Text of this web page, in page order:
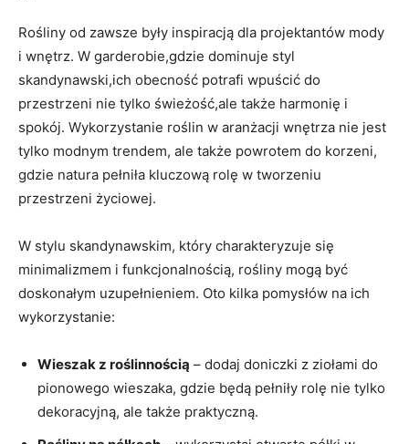
Rośliny od zawsze były inspiracją dla projektantów mody
i wnętrz. W garderobie,gdzie dominuje styl
skandynawski,ich obecność potrafi wpuścić do
przestrzeni nie tylko świeżość,ale także harmonię i
spokój. Wykorzystanie roślin w aranżacji wnętrza nie jest
tylko modnym trendem, ale także powrotem do korzeni,
gdzie natura pełniła kluczową rolę w tworzeniu
przestrzeni życiowej.
W stylu skandynawskim, który charakteryzuje się
minimalizmem i funkcjonalnością, rośliny mogą być
doskonałym uzupełnieniem. Oto kilka pomysłów na ich
wykorzystanie:
Wieszak z roślinnością – dodaj doniczki z ziołami do
pionowego wieszaka, gdzie będą pełniły rolę nie tylko
dekoracyjną, ale także praktyczną.